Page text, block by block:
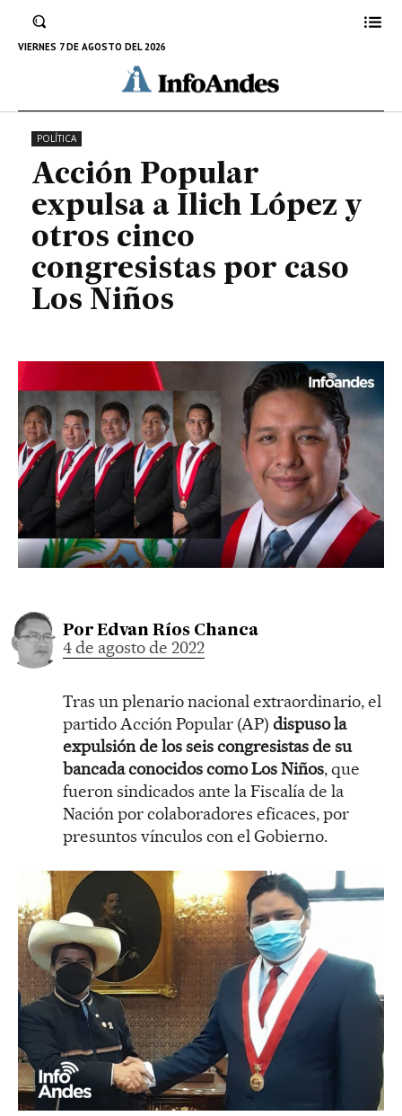
VIERNES 7 DE AGOSTO DEL 2026
López y otros cinco congresistas
por caso Los Niños
4 DE AGOSTO DE 2022
POLÍTICA
Acción Popular
expulsa a Ilich López y
otros cinco
congresistas por caso
Los Niños
Por Edvan Ríos Chanca
4 de agosto de 2022
Tras un plenario nacional extraordinario, el
partido Acción Popular (AP) dispuso la
expulsión de los seis congresistas de su
bancada conocidos como Los Niños, que
fueron sindicados ante la Fiscalía de la
Nación por colaboradores eficaces, por
presuntos vínculos con el Gobierno.